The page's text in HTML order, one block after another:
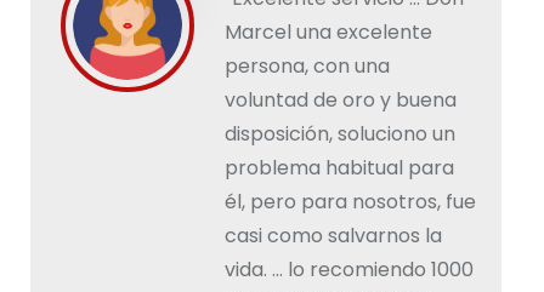
Marcel una excelente
persona, con una
voluntad de oro y buena
disposición, soluciono un
problema habitual para
él, pero para nosotros, fue
casi como salvarnos la
vida. … lo recomiendo 1000